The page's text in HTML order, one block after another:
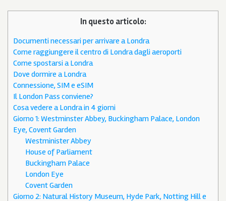
In questo articolo:
Documenti necessari per arrivare a Londra
Come raggiungere il centro di Londra dagli aeroporti
Come spostarsi a Londra
Dove dormire a Londra
Connessione, SIM e eSIM
Il London Pass conviene?
Cosa vedere a Londra in 4 giorni
Giorno 1: Westminster Abbey, Buckingham Palace, London
Eye, Covent Garden
Westminister Abbey
House of Parliament
Buckingham Palace
London Eye
Covent Garden
Giorno 2: Natural History Museum, Hyde Park, Notting Hill e